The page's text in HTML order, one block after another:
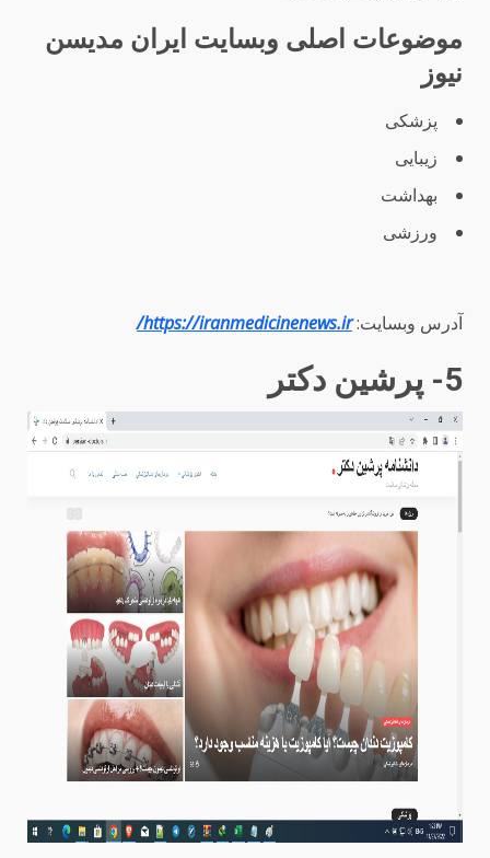
موضوعات اصلی وبسایت ایران مدیسن
نیوز
پزشکی
زیبایی
بهداشت
ورزشی
آدرس وبسایت:https://iranmedicinenews.ir/
5- پرشین دکتر